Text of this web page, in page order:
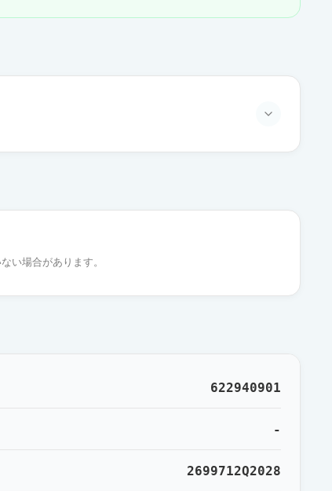
い場合があります。
622940901
-
2699712Q2028